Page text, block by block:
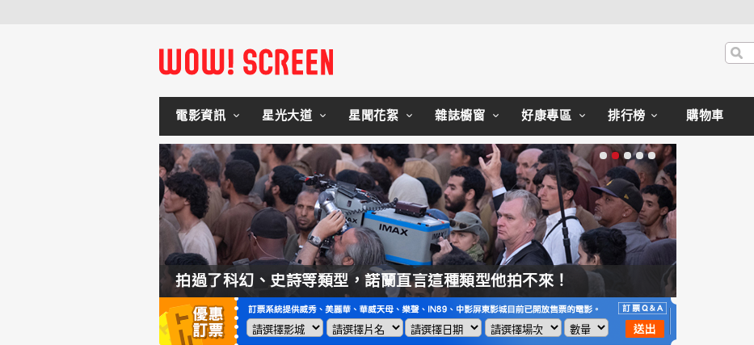
電影資訊 星光大道 星聞花絮 雜誌櫥窗 好康專區 排行榜 購物車
拍過了科幻、史詩等類型，諾蘭直言這種類型他拍不來！